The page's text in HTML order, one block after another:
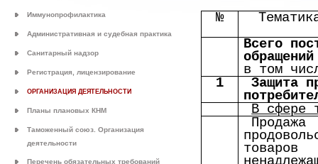
Иммунопрофилактика
Административная и судебная практика
Санитарный надзор
Регистрация, лицензирование
ОРГАНИЗАЦИЯ ДЕЯТЕЛЬНОСТИ
Планы плановых КНМ
Таможенный союз. Организация
деятельности
Перечень обязательных требований
№
Всего
обращений
в том
1
Защита
В сфере
Продажа
товаров